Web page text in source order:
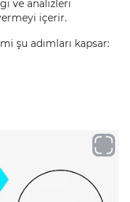
ve analizleri
içerir.
şu adımları kapsar: